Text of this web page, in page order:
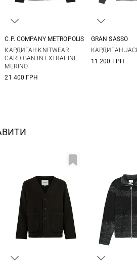
C.P. COMPANY METROPOLIS
КАРДИГАН KNITWEAR
CARDIGAN IN EXTRAFINE
MERINO
21 400 ГРН
56
GRAN SASSO
КАРДИГАН
11 200 ГРН